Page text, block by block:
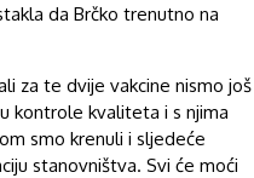
da Brčko trenutno na
za te dvije vakcine nismo još
kontrole kvaliteta i s njima
smo krenuli i sljedeće
stanovništva. Svi će moći